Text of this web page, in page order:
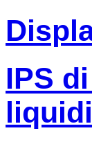
IPS
liquidi